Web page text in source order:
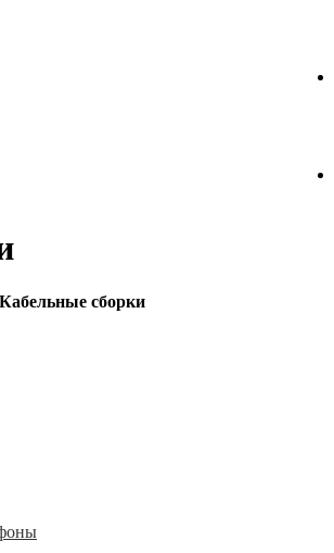
Кабельные сборки